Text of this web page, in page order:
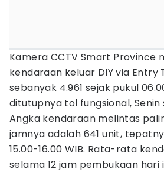
Kamera CCTV Smart Province
kendaraan keluar DIY via
sebanyak 4.961 sejak pukul
ditutupnya tol fungsional, Senin
Angka kendaraan melintas
jamnya adalah 641 unit,
15.00-16.00 WIB. Rata-rata
selama 12 jam pembukaan hari